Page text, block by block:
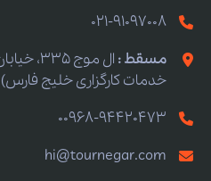
021-91097008
مسقط :
خدمات کارگزاری خلیج فارس)
00968-94420473
hi@tournegar.com